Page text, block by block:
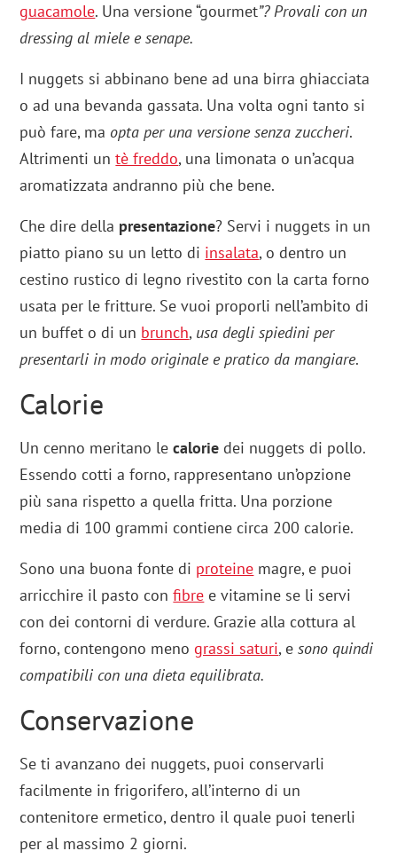
guacamole. Una versione “gourmet”? Provali con un
dressing al miele e senape.
I nuggets si abbinano bene ad una birra ghiacciata
o ad una bevanda gassata. Una volta ogni tanto si
può fare, ma opta per una versione senza zuccheri.
Altrimenti untè freddo, una limonata o un’acqua
aromatizzata andranno più che bene.
Che dire della presentazione? Servi i nuggets in un
piatto piano su un letto di insalata, o dentro un
cestino rustico di legno rivestito con la carta forno
usata per le fritture. Se vuoi proporli nell’ambito di
un buffet o di un brunch, usa degli spiedini per
presentarli in modo originale e pratico da mangiare.
Calorie
Un cenno meritano lecalorie dei nuggets di pollo.
Essendo cotti a forno, rappresentano un’opzione
più sana rispetto a quella fritta. Una porzione
media di 100 grammi contiene circa 200 calorie.
Sono una buona fonte di proteine magre, e puoi
arricchire il pasto confibre e vitamine se li servi
con dei contorni di verdure. Grazie alla cottura al
forno, contengono menograssi saturi, esono quindi
compatibili con una dieta equilibrata.
Conservazione
Se ti avanzano dei nuggets, puoi conservarli
facilmente in frigorifero, all’interno di un
contenitore ermetico, dentro il quale puoi tenerli
per al massimo 2 giorni.